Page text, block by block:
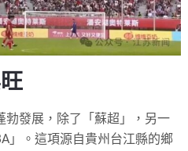
勃發展，除了「蘇超」，另一
」。這項源自貴州台江縣的鄉